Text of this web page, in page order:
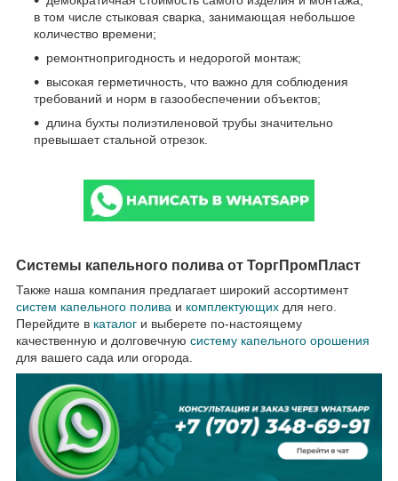
в том числе стыковая сварка, занимающая небольшое
количество времени;
ремонтнопригодность и недорогой монтаж;
высокая герметичность, что важно для соблюдения
требований и норм в газообеспечении объектов;
длина бухты полиэтиленовой трубы значительно
превышает стальной отрезок.
Системы капельного полива от ТоргПромПласт
Также наша компания предлагает широкий ассортимент
систем капельного полива и комплектующих для него.
Перейдите в каталог и выберете по-настоящему
качественную и долговечную систему капельного орошения
для вашего сада или огорода.